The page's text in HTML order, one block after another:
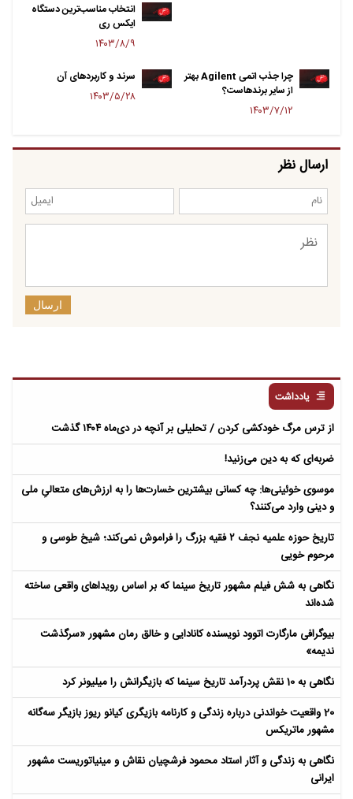
انتخاب مناسب‌ترین دستگاه‌
ایکس ری
۱۴۰۳/۸/۹
چرا جذب اتمی Agilent بهتر
از سایر برندهاست؟
۱۴۰۳/۷/۱۲
سرند و کاربردهای آن
۱۴۰۳/۵/۲۸
ارسال نظر
ارسال
یادداشت
از ترس مرگ خودکشی کردن / تحلیلی بر آنچه در دی‌ماه ۱۴۰۴ گذشت
ضربه‌ای که به دین می‌زنید!
موسوی خوئینی‌ها: چه کسانی بیشترین خسارت‌ها را به ارزش‌های متعالیِ ملی
و دینی وارد می‌کنند؟
تاریخ حوزه علمیه نجف ۲ فقیه بزرگ را فراموش نمی‌کند؛ شیخ طوسی و
مرحوم خویی
نگاهی به شش فیلم مشهور تاریخ سینما که بر اساس رویداهای واقعی ساخته
شده‌اند
بیوگرافی مارگارت اتوود نویسنده کانادایی و خالق رمان مشهور «سرگذشت
ندیمه»
نگاهی به 10 نقش پردرآمد تاریخ سینما که بازیگرانش را میلیونر کرد
20 واقعیت خواندنی درباره زندگی و کارنامه بازیگری کیانو ریوز بازیگر سه‌گانه
مشهور ماتریکس
نگاهی به زندگی و آثار استاد محمود فرشچیان نقاش و مینیاتوریست مشهور
ایرانی